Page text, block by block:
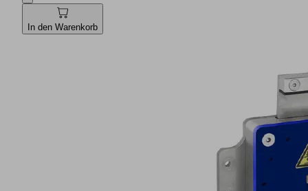
In den Warenkorb